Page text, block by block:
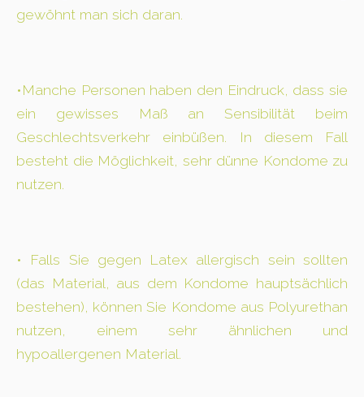
gewöhnt man sich daran.
•Manche Personen haben den Eindruck, dass sie
ein gewisses Maß an Sensibilität beim
Geschlechtsverkehr einbüßen. In diesem Fall
besteht die Möglichkeit, sehr dünne Kondome zu
nutzen.
• Falls Sie gegen Latex allergisch sein sollten
(das Material, aus dem Kondome hauptsächlich
bestehen), können Sie Kondome aus Polyurethan
nutzen, einem sehr ähnlichen und
hypoallergenen Material.